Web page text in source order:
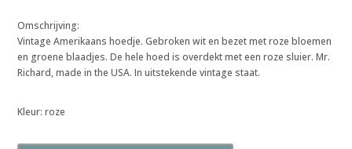
Omschrijving:
Vintage Amerikaans hoedje. Gebroken wit en bezet met roze bloemen
en groene blaadjes. De hele hoed is overdekt met een roze sluier. Mr.
Richard, made in the USA. In uitstekende vintage staat.
Kleur: roze